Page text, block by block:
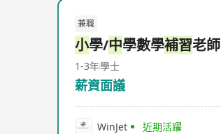
兼職
小學/中學數學補習老師
1-3年學士
薪資面議
WinJet 近期活躍